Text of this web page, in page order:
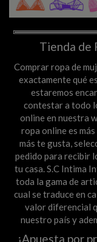
Tienda de
Comprar ropa de
exactamente qué
estaremos
contestar a todo
online en nuestra
ropa online es
más te gusta,
pedido para recibir
tu casa. S.C Intima
toda la gama de
cual se traduce en
valor diferencial
nuestro país y
¡Apuesta por